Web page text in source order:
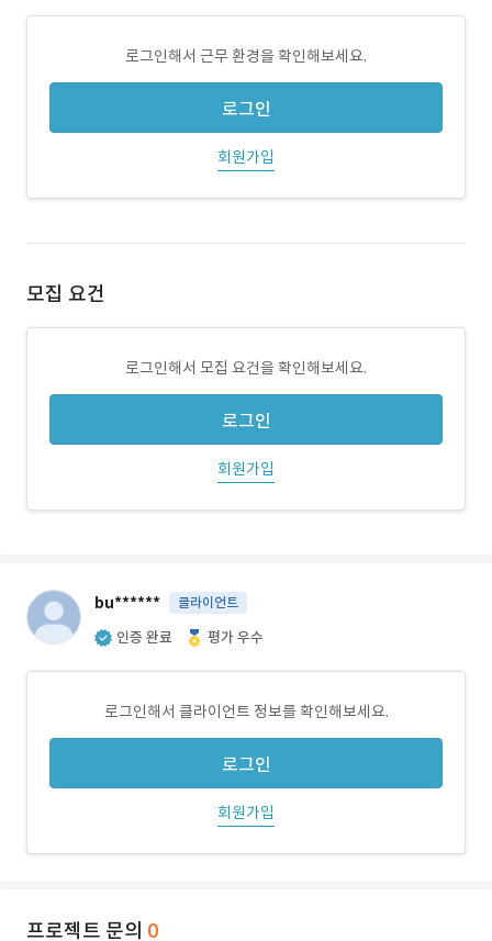
로그인해서 근무 환경을 확인해보세요.
로그인
회원가입
모집 요건
로그인해서 모집 요건을 확인해보세요.
로그인
회원가입
bu****** 클라이언트
인증 완료 평가 우수
로그인해서 클라이언트 정보를 확인해보세요.
로그인
회원가입
프로젝트 문의 0